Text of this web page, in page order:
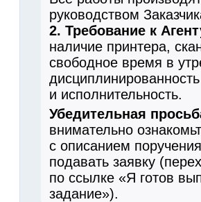
руководством
2. Требование к
наличие принтера,
свободное время в
дисциплинированность
и исполнительность.
Убедительная
внимательно
с описанием
подавать заявку
по ссылке «Я готов
задание»).